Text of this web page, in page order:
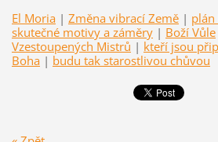
El Moria | Změna vibrací Země | plán
skutečné motivy a záměry | Boží Vůle
Vzestoupených Mistrů | kteří jsou
Boha | budu tak starostlivou chůvou